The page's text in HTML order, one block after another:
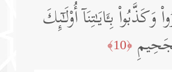
وَكَذَّبُوا۟ بِـَٔایَـٰتِنَاۤ أُو۟لَـٰۤىِٕكَ
﴿10﴾